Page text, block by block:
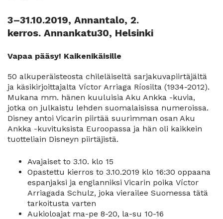
3–31.10.2019, Annantalo, 2.
kerros. Annankatu30, Helsinki
Vapaa pääsy! Kaikenikäisille
50 alkuperäisteosta chileläiseltä sarjakuvapiirtäjältä
ja käsikirjoittajalta Víctor Arriaga Ríosilta (1934-2012).
Mukana mm. hänen kuuluisia Aku Ankka -kuvia,
jotka on julkaistu lehden suomalaisissa numeroissa.
Disney antoi Vicarin piirtää suurimman osan Aku
Ankka -kuvituksista Euroopassa ja hän oli kaikkein
tuotteliain Disneyn piirtäjistä.
Avajaiset to 3.10. klo 15
Opastettu kierros to 3.10.2019 klo 16:30 oppaana
espanjaksi ja englanniksi Vicarin poika Víctor
Arriagada Schulz, joka vierailee Suomessa tätä
tarkoitusta varten
Aukioloajat ma-pe 8-20, la-su 10-16